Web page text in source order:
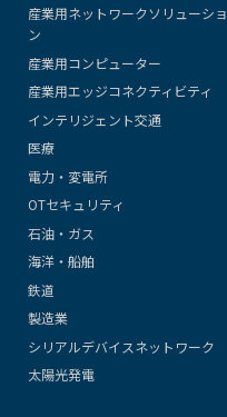
産業用ネットワークソリューショ
ン
産業用コンピューター
産業用エッジコネクティビティ
インテリジェント交通
医療
電力・変電所
OTセキュリティ
石油・ガス
海洋・船舶
鉄道
製造業
シリアルデバイスネットワーク
太陽光発電